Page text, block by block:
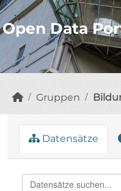
Open Data
Gruppen
Datensätze